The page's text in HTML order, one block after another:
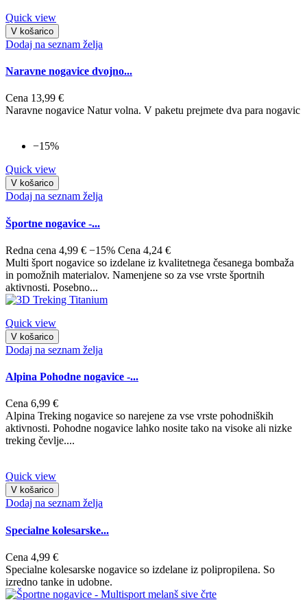
Quick view
V košarico
Dodaj na seznam želja
Naravne nogavice dvojno...
Cena 13,99 €
Naravne nogavice Natur volna. V paketu prejmete dva para nogavic
−15%
Quick view
V košarico
Dodaj na seznam želja
Športne nogavice -...
Redna cena 4,99 € −15% Cena 4,24 €
Multi šport nogavice so izdelane iz kvalitetnega česanega bombaža
in pomožnih materialov. Namenjene so za vse vrste športnih
aktivnosti. Posebno...
Quick view
V košarico
Dodaj na seznam želja
Alpina Pohodne nogavice -...
Cena 6,99 €
Alpina Treking nogavice so narejene za vse vrste pohodniških
aktivnosti. Pohodne nogavice lahko nosite tako na visoke ali nizke
treking čevlje....
Quick view
V košarico
Dodaj na seznam želja
Specialne kolesarske...
Cena 4,99 €
Specialne kolesarske nogavice so izdelane iz polipropilena. So
izredno tanke in udobne.